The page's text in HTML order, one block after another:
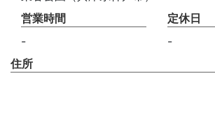
営業時間
-
定休日
-
住所